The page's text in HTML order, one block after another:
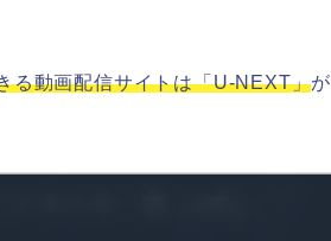
る動画配信サイトは「U-NEXT」が